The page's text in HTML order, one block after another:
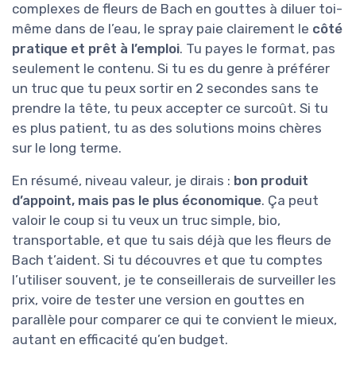
complexes de fleurs de Bach en gouttes à diluer toi-
même dans de l’eau, le spray paie clairement le côté
pratique et prêt à l’emploi. Tu payes le format, pas
seulement le contenu. Si tu es du genre à préférer
un truc que tu peux sortir en 2 secondes sans te
prendre la tête, tu peux accepter ce surcoût. Si tu
es plus patient, tu as des solutions moins chères
sur le long terme.
En résumé, niveau valeur, je dirais : bon produit
d’appoint, mais pas le plus économique. Ça peut
valoir le coup si tu veux un truc simple, bio,
transportable, et que tu sais déjà que les fleurs de
Bach t’aident. Si tu découvres et que tu comptes
l’utiliser souvent, je te conseillerais de surveiller les
prix, voire de tester une version en gouttes en
parallèle pour comparer ce qui te convient le mieux,
autant en efficacité qu’en budget.